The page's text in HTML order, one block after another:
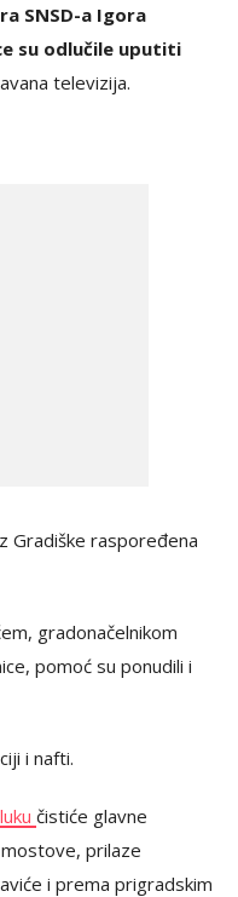
SNSD-a Igora
su odlučile uputiti
televizija.
Gradiške raspoređena
gradonačelnikom
pomoć su ponudili i
i nafti.
čistiće glavne
prilaze
i prema prigradskim